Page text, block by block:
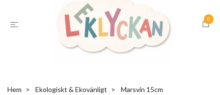
0
Hem Ekologiskt & Ekovänligt Marsvin 15cm